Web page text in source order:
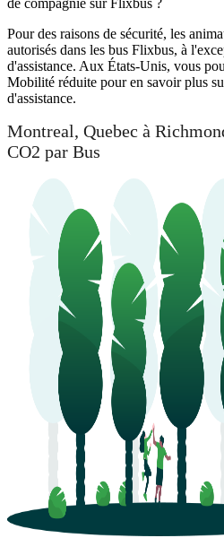
Pour des raisons de sécurité, les
autorisés dans les bus Flixbus, à
d'assistance. Aux États-Unis, vous
Mobilité réduite pour en savoir plus
d'assistance.
Montreal, Quebec à
CO2 par Bus